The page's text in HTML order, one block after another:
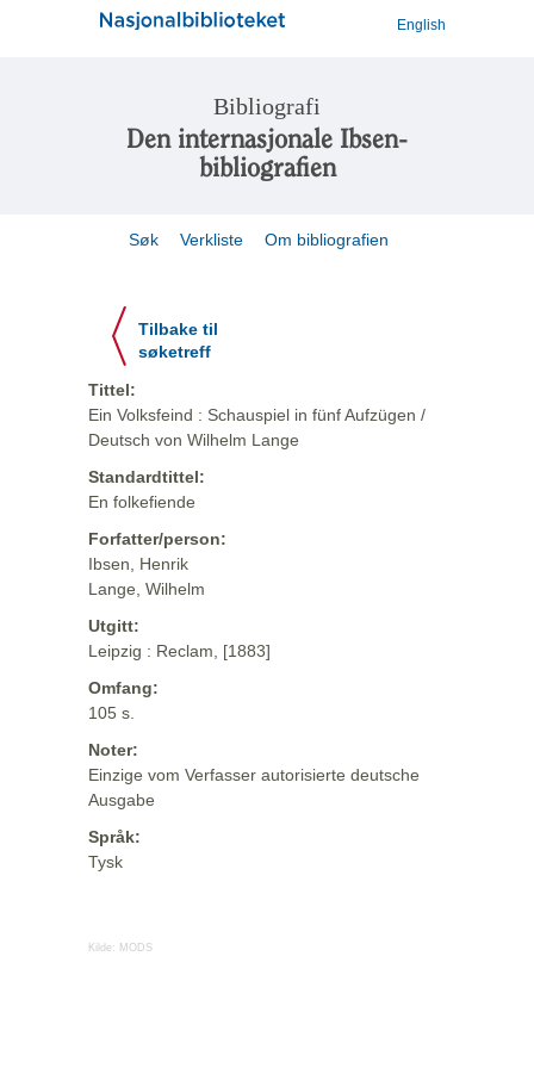
English
Bibliografi
Den internasjonale Ibsen-
bibliografien
Søk Verkliste Om bibliografien
Tilbake til
søketreff
Tittel:
Ein Volksfeind : Schauspiel in fünf Aufzügen /
Deutsch von Wilhelm Lange
Standardtittel:
En folkefiende
Forfatter/person:
Ibsen, Henrik
Lange, Wilhelm
Utgitt:
Leipzig : Reclam, [1883]
Omfang:
105 s.
Noter:
Einzige vom Verfasser autorisierte deutsche
Ausgabe
Språk:
Tysk
Kilde: MODS